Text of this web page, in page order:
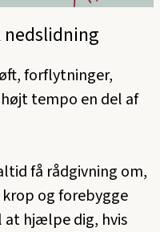
forflytninger,
tempo en del af
få rådgivning om,
krop og forebygge
at hjælpe dig, hvis